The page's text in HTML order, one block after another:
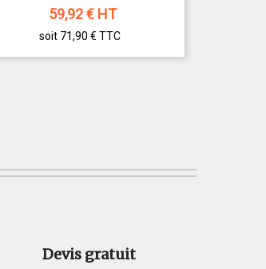
59,92€ HT
soit 71,90 € TTC
Devis gratuit